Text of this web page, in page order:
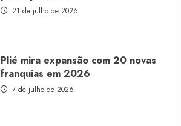
21 de julho de 2026
Plié mira expansão com 20 novas
franquias em 2026
7 de julho de 2026